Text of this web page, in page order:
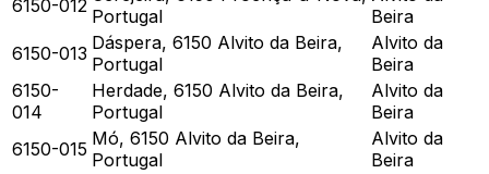
6150-012 Portugal
Beira
6150-013 Dáspera, 6150 Alvito da Beira,
Portugal
Alvito da
Beira
6150-
014
Herdade, 6150 Alvito da Beira,
Portugal
Alvito da
Beira
6150-015 Mó, 6150 Alvito da Beira,
Portugal
Alvito da
Beira